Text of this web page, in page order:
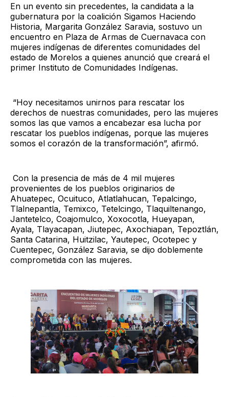
En un evento sin precedentes, la candidata a la
gubernatura por la coalición Sigamos Haciendo
Historia, Margarita González Saravia, sostuvo un
encuentro en Plaza de Armas de Cuernavaca con
mujeres indígenas de diferentes comunidades del
estado de Morelos a quienes anunció que creará el
primer Instituto de Comunidades Indígenas.
“Hoy necesitamos unirnos para rescatar los
derechos de nuestras comunidades, pero las mujeres
somos las que vamos a encabezar esa lucha por
rescatar los pueblos indígenas, porque las mujeres
somos el corazón de la transformación”, afirmó.
Con la presencia de más de 4 mil mujeres
provenientes de los pueblos originarios de
Ahuatepec, Ocuituco, Atlatlahucan, Tepalcingo,
Tlalnepantla, Temixco, Tetelcingo, Tlaquiltenango,
Jantetelco, Coajomulco, Xoxocotla, Hueyapan,
Ayala, Tlayacapan, Jiutepec, Axochiapan, Tepoztlán,
Santa Catarina, Huitzilac, Yautepec, Ocotepec y
Cuentepec, González Saravia, se dijo doblemente
comprometida con las mujeres.